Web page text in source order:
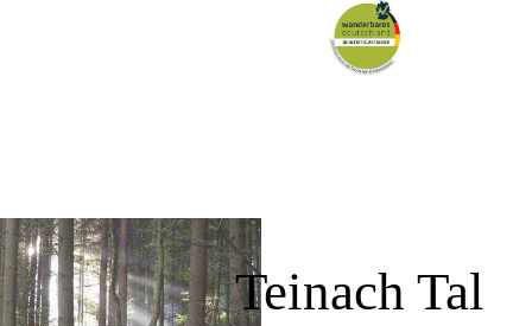
Teinach Tal